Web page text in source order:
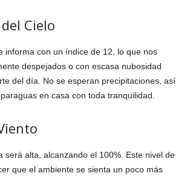
Cielo
informa con un índice de 12, lo que nos
despejados o con escasa nubosidad
del día. No se esperan precipitaciones, así
en casa con toda tranquilidad.
será alta, alcanzando el 100%. Este nivel de
que el ambiente se sienta un poco más